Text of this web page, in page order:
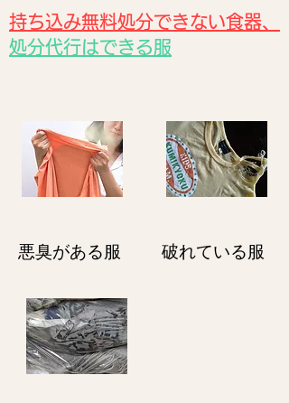
持ち込み無料処分できない食器、
処分代行はできる服
悪臭がある服 破れている服